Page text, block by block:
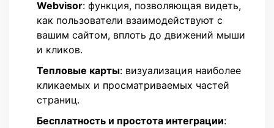
Webvisor: функция, позволяющая видеть,
как пользователи взаимодействуют с
вашим сайтом, вплоть до движений мыши
и кликов.
Тепловые карты: визуализация наиболее
кликаемых и просматриваемых частей
страниц.
Бесплатность и простота интеграции: